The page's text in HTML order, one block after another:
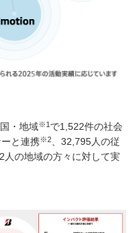
・地域※1 で1,522件の社会
と連携※2
、32,795人の従
人の地域の方々に対して実